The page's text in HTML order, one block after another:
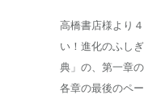
高橋書店様より
い！進化のふし
典」の、第一章
各章の最後のペ